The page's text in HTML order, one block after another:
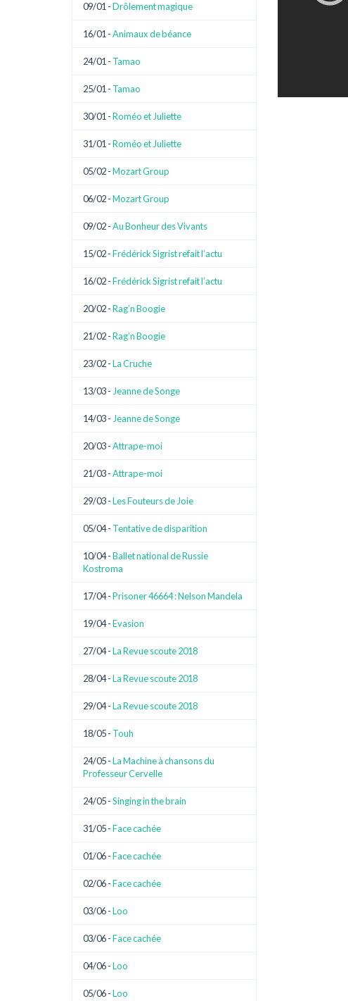
09/01 -Drôlement magique
16/01 -Animaux de béance
24/01 - Tamao
25/01 - Tamao
30/01 -Roméo et Juliette
31/01 -Roméo et Juliette
05/02 -Mozart Group
06/02 -Mozart Group
09/02 -Au Bonheur des Vivants
15/02 -Frédérick Sigrist refait l’actu
16/02 -Frédérick Sigrist refait l’actu
20/02 -Rag’n Boogie
21/02 -Rag’n Boogie
23/02 -La Cruche
13/03 - Jeanne de Songe
14/03 - Jeanne de Songe
20/03 -Attrape-moi
21/03 -Attrape-moi
29/03 -Les Fouteurs de Joie
05/04 - Tentative de disparition
10/04 -Ballet national de Russie
Kostroma
17/04 -Prisoner 46664 : Nelson Mandela
19/04 -Evasion
27/04 -La Revue scoute 2018
28/04 -La Revue scoute 2018
29/04 -La Revue scoute 2018
18/05 - Touh
24/05 -La Machine à chansons du
Professeur Cervelle
24/05 -Singing in the brain
31/05 -Face cachée
01/06 -Face cachée
02/06 -Face cachée
03/06 -Loo
03/06 -Face cachée
04/06 -Loo
05/06 -Loo